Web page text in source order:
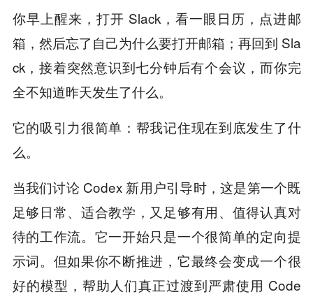
你早上醒来，打开 Slack，看一眼日历，点进邮
箱，然后忘了自己为什么要打开邮箱；再回到 Sla
ck，接着突然意识到七分钟后有个会议，而你完
全不知道昨天发生了什么。
它的吸引力很简单：帮我记住现在到底发生了什
么。
当我们讨论 Codex 新用户引导时，这是第一个既
足够日常、适合教学，又足够有用、值得认真对
待的工作流。它一开始只是一个很简单的定向提
示词。但如果你不断推进，它最终会变成一个很
好的模型，帮助人们真正过渡到严肃使用 Code